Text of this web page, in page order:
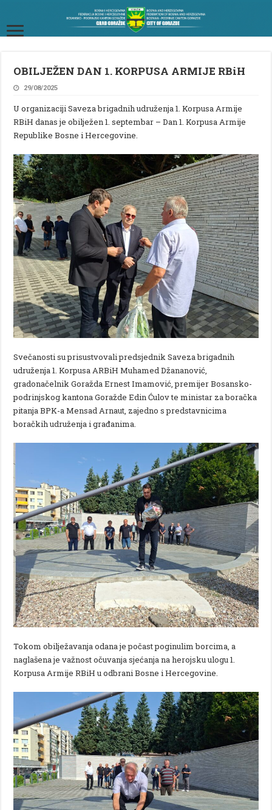
OBILJEŽEN DAN 1. KORPUSA ARMIJE RBiH
29/08/2025
U organizaciji Saveza brigadnih udruženja 1. Korpusa Armije
RBiH danas je obilježen 1. septembar – Dan 1. Korpusa Armije
Republike Bosne i Hercegovine.
Svečanosti su prisustvovali predsjednik Saveza brigadnih
udruženja 1. Korpusa ARBiH Muhamed Džananović,
gradonačelnik Goražda Ernest Imamović, premijer Bosansko-
podrinjskog kantona Goražde Edin Ćulov te ministar za boračka
pitanja BPK-a Mensad Arnaut, zajedno s predstavnicima
boračkih udruženja i građanima.
Tokom obilježavanja odana je počast poginulim borcima, a
naglašena je važnost očuvanja sjećanja na herojsku ulogu 1.
Korpusa Armije RBiH u odbrani Bosne i Hercegovine.